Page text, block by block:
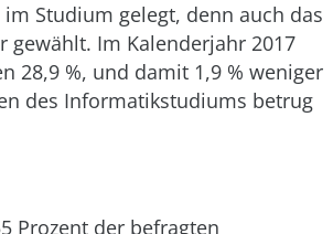
Studium gelegt, denn auch das
Im Kalenderjahr 2017
28,9 %, und damit 1,9 % weniger
des Informatikstudiums betrug
Prozent der befragten